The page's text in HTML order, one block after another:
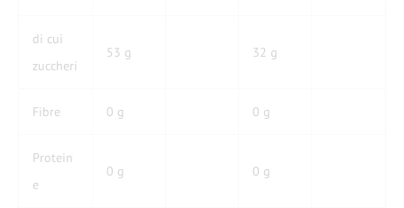
di cui
zuccheri
53 g 32 g
Fibre 0 g 0 g
Protein
e
0 g 0 g